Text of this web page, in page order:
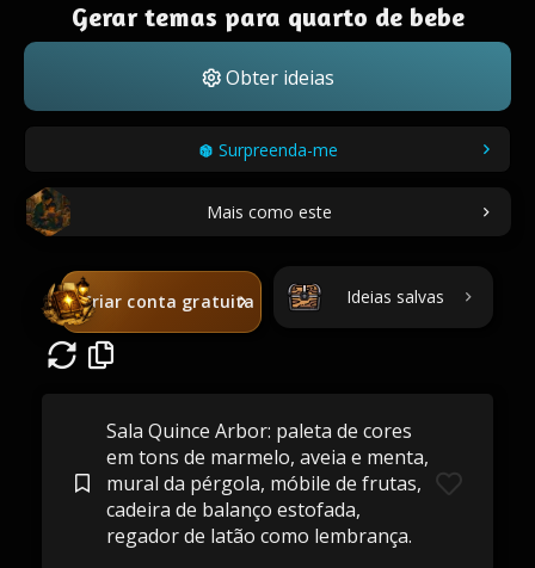
Gerar temas para quarto de bebe
Obter ideias
Surpreenda-me
Mais como este
Criar conta gratuita Ideias salvas
Sala Quince Arbor: paleta de cores
em tons de marmelo, aveia e menta,
mural da pérgola, móbile de frutas,
cadeira de balanço estofada,
regador de latão como lembrança.